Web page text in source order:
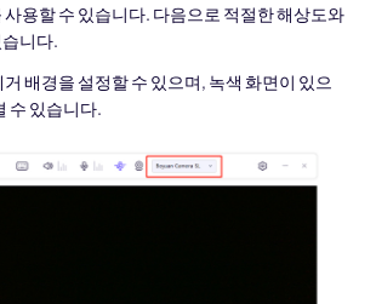
사용할 수 있습니다. 다음으로 적절한 해상도와
니다.
배경을 설정할 수 있으며, 녹색 화면이 있으
수 있습니다.